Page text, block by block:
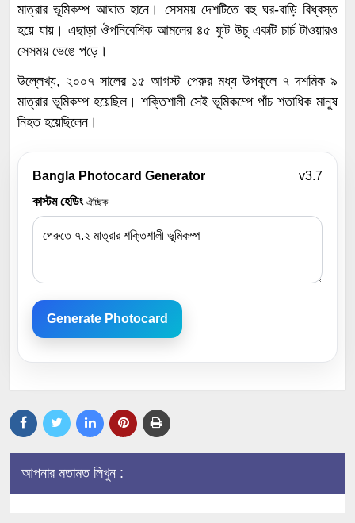
মাত্রার ভূমিকম্প আঘাত হানে। সেসময় দেশটিতে বহু ঘর-বাড়ি বিধ্বস্ত
হয়ে যায়। এছাড়া ঔপনিবেশিক আমলের ৪৫ ফুট উচু একটি চার্চ টাওয়ারও
সেসময় ভেঙে পড়ে।
উল্লেখ্য, ২০০৭ সালের ১৫ আগস্ট পেরুর মধ্য উপকূলে ৭ দশমিক ৯
মাত্রার ভূমিকম্প হয়েছিল। শক্তিশালী সেই ভূমিকম্পে পাঁচ শতাধিক মানুষ
নিহত হয়েছিলেন।
Bangla Photocard Generator
v3.7
কাস্টম হেডিং ঐচ্ছিক
Generate Photocard
আপনার মতামত লিখুন :